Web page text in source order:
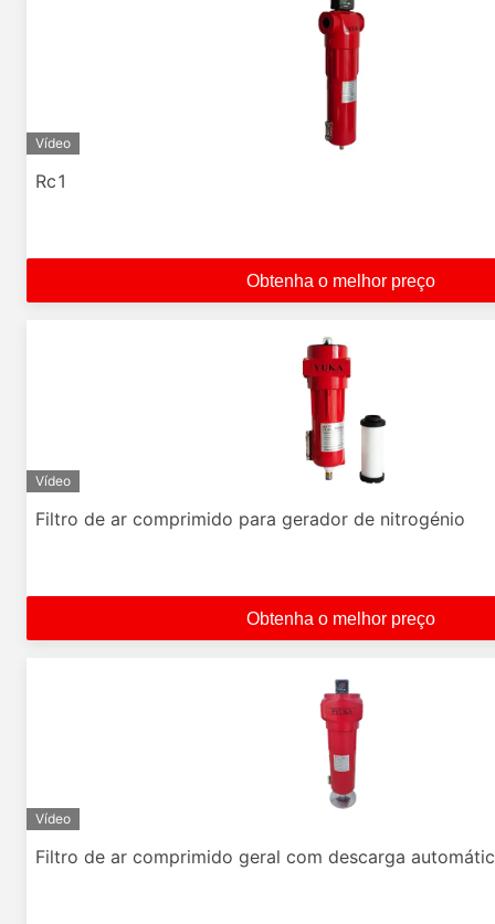
Vídeo
Rc1
Obtenha o melhor preço
Vídeo
Filtro de ar comprimido para gerador de nitrogénio
Obtenha o melhor preço
Vídeo
Filtro de ar comprimido geral com descarga